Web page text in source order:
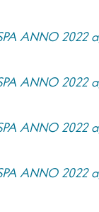
ANNO 2022
ANNO 2022
ANNO 2022
ANNO 2022